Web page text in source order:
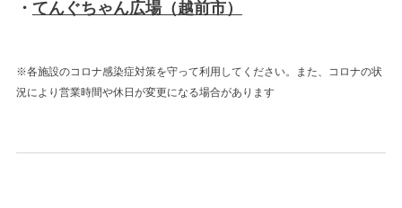
・ てんぐちゃん広場（越前市）
※各施設のコロナ感染症対策を守って利用してください。また、コロナの状
況により営業時間や休日が変更になる場合があります